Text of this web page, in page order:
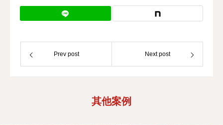
Prev post Next post
其他案例